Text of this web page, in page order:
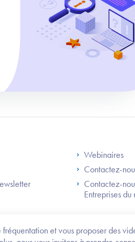
et vous proposer des
Footer
Webinaires
Contactez-
Contactez-
Entreprises